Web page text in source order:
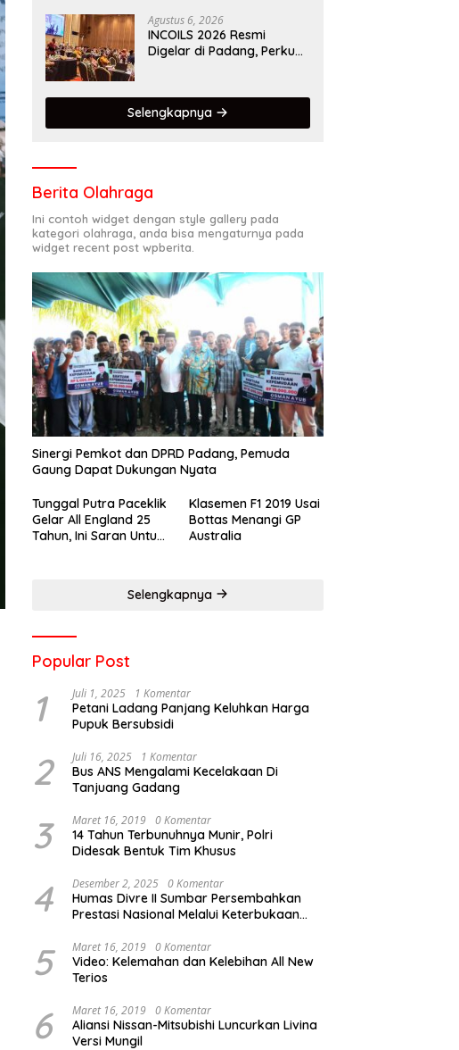
Agustus 6, 2026
INCOILS 2026 Resmi
Digelar di Padang, Perkuat
Selengkapnya
Berita Olahraga
Ini contoh widget dengan style gallery pada
kategori olahraga, anda bisa mengaturnya pada
widget recent post wpberita.
Sinergi Pemkot dan DPRD Padang, Pemuda
Gaung Dapat Dukungan Nyata
Tunggal Putra Paceklik
Gelar All England 25
Tahun, Ini Saran Untuk
Klasemen F1 2019 Usai
Bottas Menangi GP
Australia
Selengkapnya
Popular Post
1 Juli 1, 2025 1 Komentar
Petani Ladang Panjang Keluhkan Harga
Pupuk Bersubsidi
2 Juli 16, 2025 1 Komentar
Bus ANS Mengalami Kecelakaan Di
Tanjuang Gadang
3 Maret 16, 2019 0 Komentar
14 Tahun Terbunuhnya Munir, Polri
Didesak Bentuk Tim Khusus
4 Desember 2, 2025 0 Komentar
Humas Divre II Sumbar Persembahkan
Prestasi Nasional Melalui Keterbukaan
5 Maret 16, 2019 0 Komentar
Video: Kelemahan dan Kelebihan All New
Terios
6 Maret 16, 2019 0 Komentar
Aliansi Nissan-Mitsubishi Luncurkan Livina
Versi Mungil